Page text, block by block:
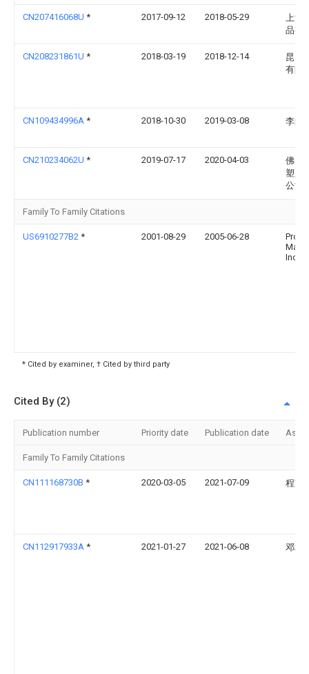
CN207416068U * 2017-09-12 2018-05-29
上海
品有
CN208231861U * 2018-03-19 2018-12-14
昆山
有限
CN109434996A * 2018-10-30 2019-03-08 李红
CN210234062U * 2019-07-17 2020-04-03
佛山
塑胶
公司
Family To Family Citations
US6910277B2 * 2001-08-29 2005-06-28
Proulx
Inc.
* Cited by examiner, † Cited by third party
Cited By (2)
Publication number Priority date Publication date
Family To Family Citations
CN111168730B * 2020-03-05 2021-07-09 程家
CN112917933A * 2021-01-27 2021-06-08 邓均